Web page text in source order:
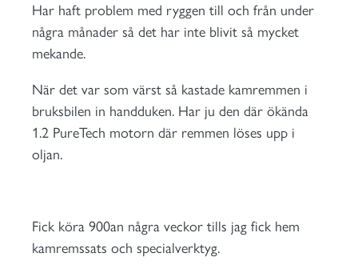
Har haft problem med ryggen till och från under
några månader så det har inte blivit så mycket
mekande.
När det var som värst så kastade kamremmen i
bruksbilen in handduken. Har ju den där ökända
1.2 PureTech motorn där remmen löses upp i
oljan.
Fick köra 900an några veckor tills jag fick hem
kamremssats och specialverktyg.